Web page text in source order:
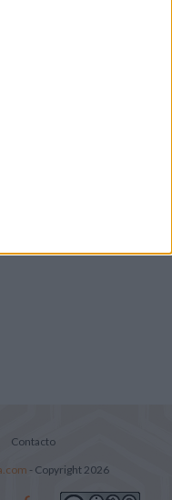
Contacto
- Copyright 2026